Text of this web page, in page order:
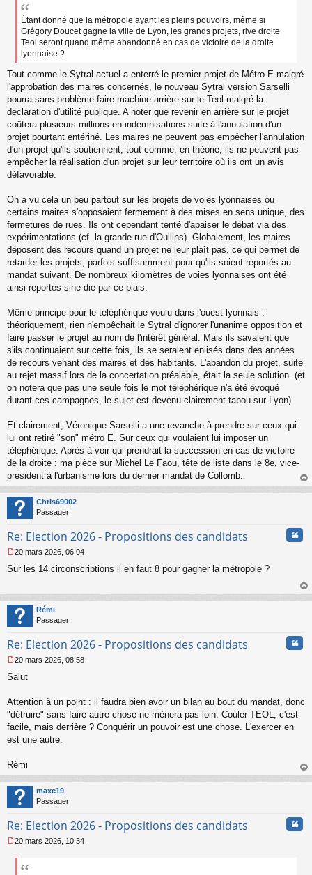
n
o
l
u
Étant donné que la métropole ayant les pleins pouvoirs, même si
Grégory Doucet gagne la ville de Lyon, les grands projets, rive droite
Teol seront quand même abandonné en cas de victoire de la droite
lyonnaise ?
Tout comme le Sytral actuel a enterré le premier projet de Métro E malgré
l'approbation des maires concernés, le nouveau Sytral version Sarselli
pourra sans problème faire machine arrière sur le Teol malgré la
déclaration d'utilité publique. A noter que revenir en arrière sur le projet
coûtera plusieurs millions en indemnisations suite à l'annulation d'un
projet pourtant entériné. Les maires ne peuvent pas empêcher l'annulation
d'un projet qu'ils soutiennent, tout comme, en théorie, ils ne peuvent pas
empêcher la réalisation d'un projet sur leur territoire où ils ont un avis
défavorable.
On a vu cela un peu partout sur les projets de voies lyonnaises ou
certains maires s'opposaient fermement à des mises en sens unique, des
fermetures de rues. Ils ont cependant tenté d'apaiser le débat via des
expérimentations (cf. la grande rue d'Oullins). Globalement, les maires
déposent des recours quand un projet ne leur plaît pas, ce qui permet de
retarder les projets, parfois suffisamment pour qu'ils soient reportés au
mandat suivant. De nombreux kilomètres de voies lyonnaises ont été
ainsi reportés sine die par ce biais.
Même principe pour le téléphérique voulu dans l'ouest lyonnais :
théoriquement, rien n'empêchait le Sytral d'ignorer l'unanime opposition et
faire passer le projet au nom de l'intérêt général. Mais ils savaient que
s'ils continuaient sur cette fois, ils se seraient enlisés dans des années
de recours venant des maires et des habitants. L'abandon du projet, suite
au rejet massif lors de la concertation préalable, était la seule solution. (et
on notera que pas une seule fois le mot téléphérique n'a été évoqué
durant ces campagnes, le sujet est devenu clairement tabou sur Lyon)
Et clairement, Véronique Sarselli a une revanche à prendre sur ceux qui
lui ont retiré "son" métro E. Sur ceux qui voulaient lui imposer un
téléphérique. Après à voir qui prendrait la succession en cas de victoire
de la droite : ma pièce sur Michel Le Faou, tête de liste dans le 8e, vice-
président à l'urbanisme lors du dernier mandat de Collomb.
au
Chris69002
Passager
Re: Election 2026 - Propositions des candidats
e
a
g
e
o
l
u
20 mars 2026, 06:04
Sur les 14 circonscriptions il en faut 8 pour gagner la métropole ?
au
Rémi
Passager
Re: Election 2026 - Propositions des candidats
e
s
a
g
e
n
n
u
20 mars 2026, 08:58
Salut
Attention à un point : il faudra bien avoir un bilan au bout du mandat, donc
"détruire" sans faire autre chose ne mènera pas loin. Couler TEOL, c'est
facile, mais derrière ? Conquérir un pouvoir est une chose. L'exercer en
est une autre.
Rémi
au
maxc19
Passager
Re: Election 2026 - Propositions des candidats
e
20 mars 2026, 10:34